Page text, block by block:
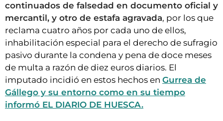
continuados de falsedad en documento oficial y
mercantil, y otro de estafa agravada, por los que
reclama cuatro años por cada uno de ellos,
inhabilitación especial para el derecho de sufragio
pasivo durante la condena y pena de doce meses
de multa a razón de diez euros diarios. El
imputado incidió en estos hechos en Gurrea de
Gállego y su entorno como en su tiempo
informó EL DIARIO DE HUESCA.